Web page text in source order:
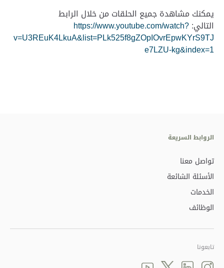
يمكنك مشاهدة جميع الحلقات من خلال الرابط
التالي:https://www.youtube.com/watch?
v=U3REuK4LkuA&list=PLk525f8gZOpIOvrEpwKYrS9TJ
e7LZU-kg&index=1
الروابط السريعة
تواصل معنا
الأسئلة الشائعة
الخدمات
الوظائف
تابعونا